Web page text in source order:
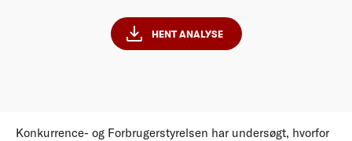
HENT ANALYSE
Konkurrence- og Forbrugerstyrelsen har undersøgt, hvorfor